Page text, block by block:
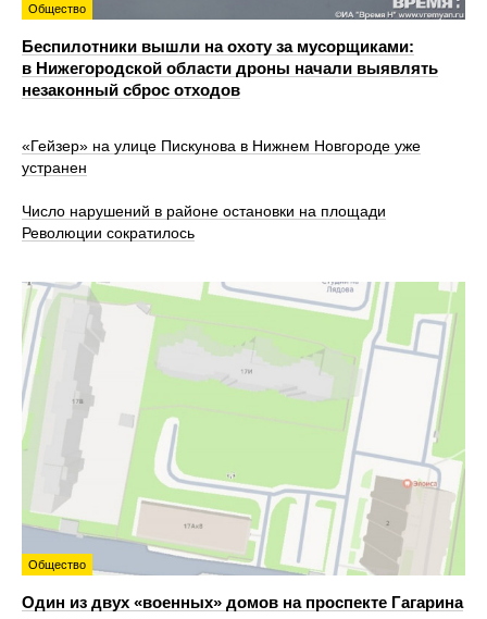
Общество
Беспилотники вышли на охоту за мусорщиками:
в Нижегородской области дроны начали выявлять
незаконный сброс отходов
«Гейзер» на улице Пискунова в Нижнем Новгороде уже
устранен
Число нарушений в районе остановки на площади
Революции сократилось
Общество
Один из двух «военных» домов на проспекте Гагарина